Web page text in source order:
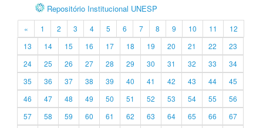
Repositório Institucional UNESP
« 1 2 3 4 5 6 7 8 9 10 11
12
13
14 15 16 17 18 19 20 21 22
23
24
25 26 27 28 29 30 31 32 33
34
35
36 37 38 39 40 41 42 43 44
45
46
47 48 49 50 51 52 53 54 55
56
57
58 59 60 61 62 63 64 65 66
67